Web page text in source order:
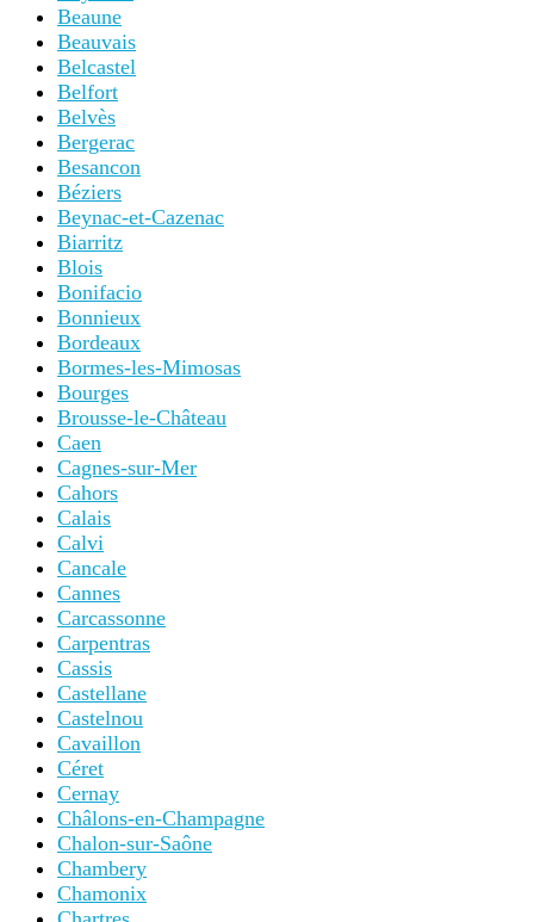
Beaune
Beauvais
Belcastel
Belfort
Belvès
Bergerac
Besancon
Béziers
Beynac-et-Cazenac
Biarritz
Blois
Bonifacio
Bonnieux
Bordeaux
Bormes-les-Mimosas
Bourges
Brousse-le-Château
Caen
Cagnes-sur-Mer
Cahors
Calais
Calvi
Cancale
Cannes
Carcassonne
Carpentras
Cassis
Castellane
Castelnou
Cavaillon
Céret
Cernay
Châlons-en-Champagne
Chalon-sur-Saône
Chambery
Chamonix